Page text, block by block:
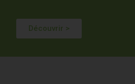
Découvrir >